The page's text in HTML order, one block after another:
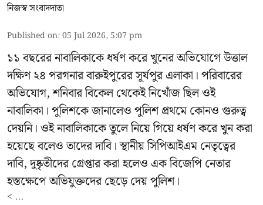
নিজস্ব সংবাদদাতা
Published on:05 Jul 2026, 5:07 pm
১১ বছরের নাবালিকাকে ধর্ষণ করে খুনের অভিযোগে উত্তাল
দক্ষিণ ২৪ পরগনার বারুইপুরের সূর্যপুর এলাকা। পরিবারের
অভিযোগ, শনিবার বিকেল থেকেই নিখোঁজ ছিল ওই
নাবালিকা। পুলিশকে জানালেও পুলিশ প্রথমে কোনও গুরুত্ব
দেয়নি। ওই নাবালিকাকে তুলে নিয়ে গিয়ে ধর্ষণ করে খুন করা
হয়েছে বলেও তাদের দাবি। স্থানীয় সিপিআইএম নেতৃত্বের
দাবি, দুষ্কৃতীদের গ্রেপ্তার করা হলেও এক বিজেপি নেতার
হস্তক্ষেপে অভিযুক্তদের ছেড়ে দেয় পুলিশ।
< ...